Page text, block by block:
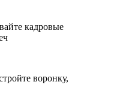
кадровые
воронку,